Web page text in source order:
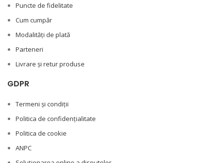
Puncte de fidelitate
Cum cumpăr
Modalități de plată
Parteneri
Livrare și retur produse
GDPR
Termeni și condiții
Politica de confidențialitate
Politica de cookie
ANPC